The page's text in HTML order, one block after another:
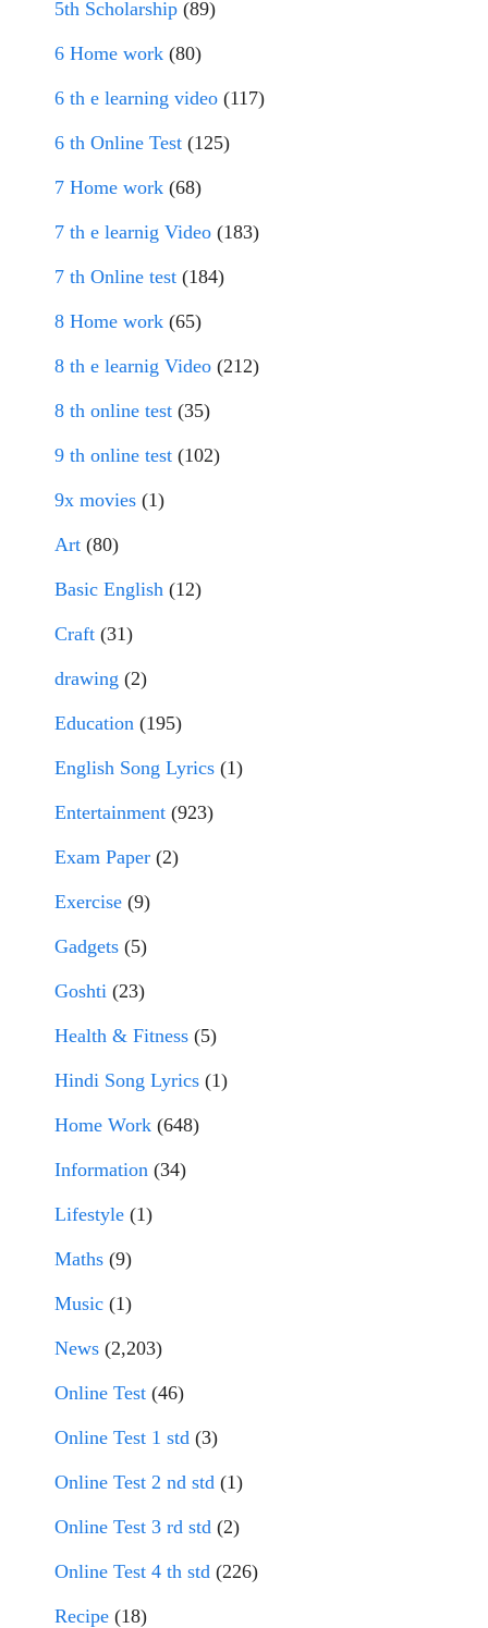
5th Scholarship (89)
6 Home work (80)
6 th e learning video (117)
6 th Online Test (125)
7 Home work (68)
7 th e learnig Video (183)
7 th Online test (184)
8 Home work (65)
8 th e learnig Video (212)
8 th online test (35)
9 th online test (102)
9x movies (1)
Art (80)
Basic English (12)
Craft (31)
drawing (2)
Education (195)
English Song Lyrics (1)
Entertainment (923)
Exam Paper (2)
Exercise (9)
Gadgets (5)
Goshti (23)
Health & Fitness (5)
Hindi Song Lyrics (1)
Home Work (648)
Information (34)
Lifestyle (1)
Maths (9)
Music (1)
News (2,203)
Online Test (46)
Online Test 1 std (3)
Online Test 2 nd std (1)
Online Test 3 rd std (2)
Online Test 4 th std (226)
Recipe (18)